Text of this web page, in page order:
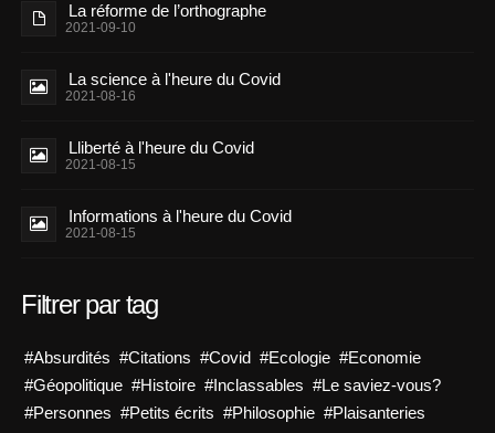
La réforme de l’orthographe
2021-09-10
La science à l'heure du Covid
2021-08-16
Lliberté à l'heure du Covid
2021-08-15
Informations à l'heure du Covid
2021-08-15
Filtrer par tag
#Absurdités #Citations #Covid #Ecologie #Economie
#Géopolitique #Histoire #Inclassables #Le saviez-vous?
#Personnes #Petits écrits #Philosophie #Plaisanteries